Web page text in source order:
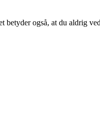
betyder også, at du aldrig